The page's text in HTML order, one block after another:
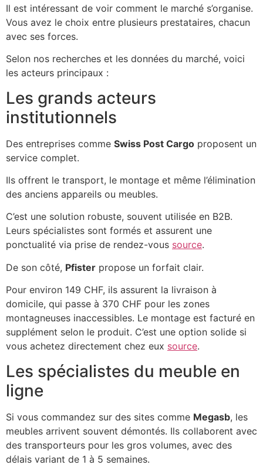
Il est intéressant de voir comment le marché s’organise.
Vous avez le choix entre plusieurs prestataires, chacun
avec ses forces.
Selon nos recherches et les données du marché, voici
les acteurs principaux :
Les grands acteurs
institutionnels
Des entreprises comme Swiss Post Cargo proposent un
service complet.
Ils offrent le transport, le montage et même l’élimination
des anciens appareils ou meubles.
C’est une solution robuste, souvent utilisée en B2B.
Leurs spécialistes sont formés et assurent une
ponctualité via prise de rendez-vous source.
De son côté, Pfister propose un forfait clair.
Pour environ 149 CHF, ils assurent la livraison à
domicile, qui passe à 370 CHF pour les zones
montagneuses inaccessibles. Le montage est facturé en
supplément selon le produit. C’est une option solide si
vous achetez directement chez eux source.
Les spécialistes du meuble en
ligne
Si vous commandez sur des sites comme Megasb, les
meubles arrivent souvent démontés. Ils collaborent avec
des transporteurs pour les gros volumes, avec des
délais variant de 1 à 5 semaines.